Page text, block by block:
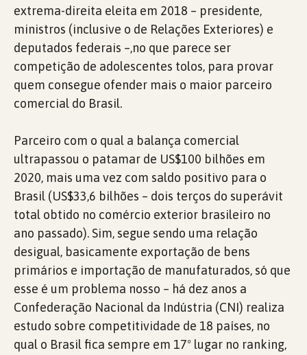
extrema-direita eleita em 2018 – presidente,
ministros (inclusive o de Relações Exteriores) e
deputados federais –,no que parece ser
competição de adolescentes tolos, para provar
quem consegue ofender mais o maior parceiro
comercial do Brasil.
Parceiro com o qual a balança comercial
ultrapassou o patamar de US$100 bilhões em
2020, mais uma vez com saldo positivo para o
Brasil (US$33,6 bilhões – dois terços do superávit
total obtido no comércio exterior brasileiro no
ano passado). Sim, segue sendo uma relação
desigual, basicamente exportação de bens
primários e importação de manufaturados, só que
esse é um problema nosso – há dez anos a
Confederação Nacional da Indústria (CNI) realiza
estudo sobre competitividade de 18 países, no
qual o Brasil fica sempre em 17º lugar no ranking,